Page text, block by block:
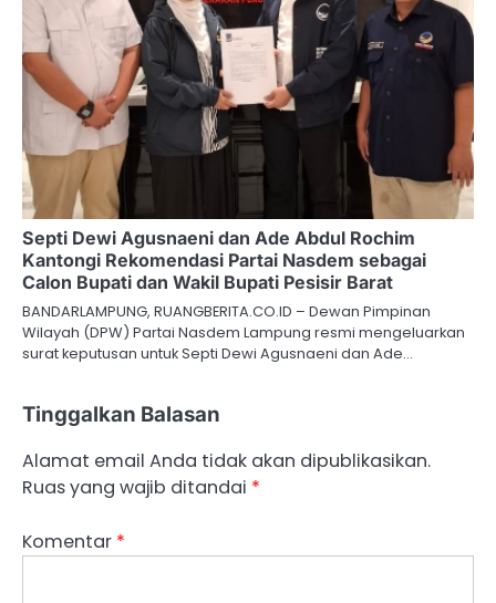
Septi Dewi Agusnaeni dan Ade Abdul Rochim
Kantongi Rekomendasi Partai Nasdem sebagai
Calon Bupati dan Wakil Bupati Pesisir Barat
BANDARLAMPUNG, RUANGBERITA.CO.ID – Dewan Pimpinan
Wilayah (DPW) Partai Nasdem Lampung resmi mengeluarkan
surat keputusan untuk Septi Dewi Agusnaeni dan Ade…
Tinggalkan Balasan
Alamat email Anda tidak akan dipublikasikan.
Ruas yang wajib ditandai *
Komentar *